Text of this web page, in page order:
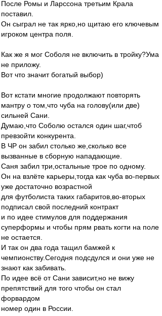
После Ромы и Ларссона третьим Крала
поставил.
Он сыграл не так ярко,но щитаю его ключевым
игроком центра поля.
Как же я мог Соболя не включить в тройку?Ума
не приложу.
Вот что значит богатый выбор)
Вот кстати многие продолжают повторять
мантру о том,что чуба на голову(или две)
сильней Сани.
Думаю,что Соболю остался один шаг,чтоб
превзойти конкурента.
В ЧР он забил столько же,сколько все
вызванные в сборную нападающие.
Саня забил три,остальные трое по одному.
Он на взлёте карьеры,тогда как чуба во-первых
уже достаточно возрастной
для футболиста таких габаритов,во-вторых
подписал свой последний контракт
и по идее стимулов для поддержания
суперформы и чтобы прям рвать когти на поле
не остается.
И так он два года тащил бамжей к
чемпионству.Сегодня подсдулся и они уже не
знают как забивать.
По идее всё от Сани зависит,но не вижу
препятствий для того чтобы он стал
форвардом
номер один в России.